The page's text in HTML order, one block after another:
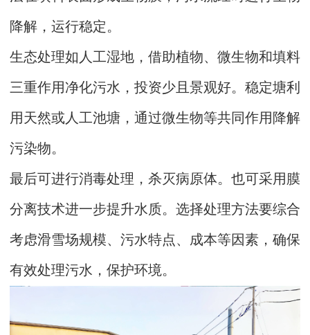
降解，运行稳定。
生态处理如人工湿地，借助植物、微生物和填料
三重作用净化污水，投资少且景观好。稳定塘利
用天然或人工池塘，通过微生物等共同作用降解
污染物。
最后可进行消毒处理，杀灭病原体。也可采用膜
分离技术进一步提升水质。选择处理方法要综合
考虑滑雪场规模、污水特点、成本等因素，确保
有效处理污水，保护环境。